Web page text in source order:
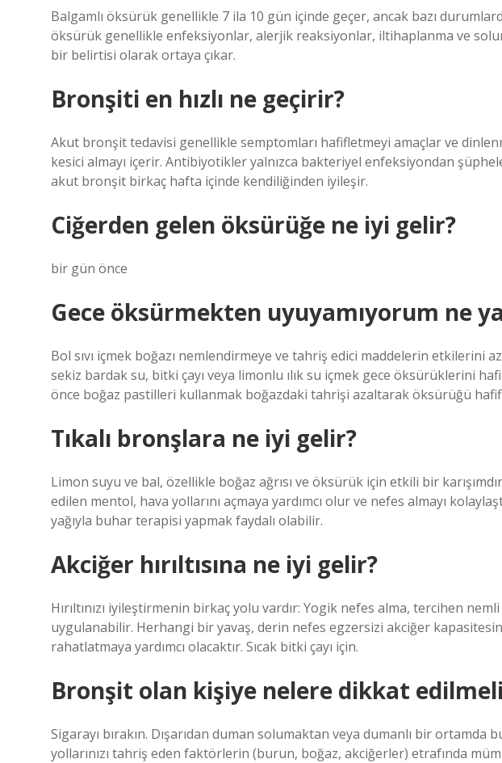
Balgamlı öksürük genellikle 7 ila 10 gün içinde geçer, ancak bazı
öksürük genellikle enfeksiyonlar, alerjik reaksiyonlar, iltihaplanma ve
bir belirtisi olarak ortaya çıkar.
Bronşiti en hızlı ne geçirir?
Akut bronşit tedavisi genellikle semptomları hafifletmeyi amaçlar ve
kesici almayı içerir. Antibiyotikler yalnızca bakteriyel enfeksiyondan
akut bronşit birkaç hafta içinde kendiliğinden iyileşir.
Ciğerden gelen öksürüğe ne iyi gelir?
bir gün önce
Gece öksürmekten uyuyamıyorum ne
Bol sıvı içmek boğazı nemlendirmeye ve tahriş edici maddelerin etkilerini
sekiz bardak su, bitki çayı veya limonlu ılık su içmek gece öksürüklerini
önce boğaz pastilleri kullanmak boğazdaki tahrişi azaltarak öksürüğü
Tıkalı bronşlara ne iyi gelir?
Limon suyu ve bal, özellikle boğaz ağrısı ve öksürük için etkili bir
edilen mentol, hava yollarını açmaya yardımcı olur ve nefes almayı
yağıyla buhar terapisi yapmak faydalı olabilir.
Akciğer hırıltısına ne iyi gelir?
Hırıltınızı iyileştirmenin birkaç yolu vardır: Yogik nefes alma, tercihen
uygulanabilir. Herhangi bir yavaş, derin nefes egzersizi akciğer
rahatlatmaya yardımcı olacaktır. Sıcak bitki çayı için.
Bronşit olan kişiye nelere dikkat
Sigarayı bırakın. Dışarıdan duman solumaktan veya dumanlı bir ortamda
yollarınızı tahriş eden faktörlerin (burun, boğaz, akciğerler) etrafında